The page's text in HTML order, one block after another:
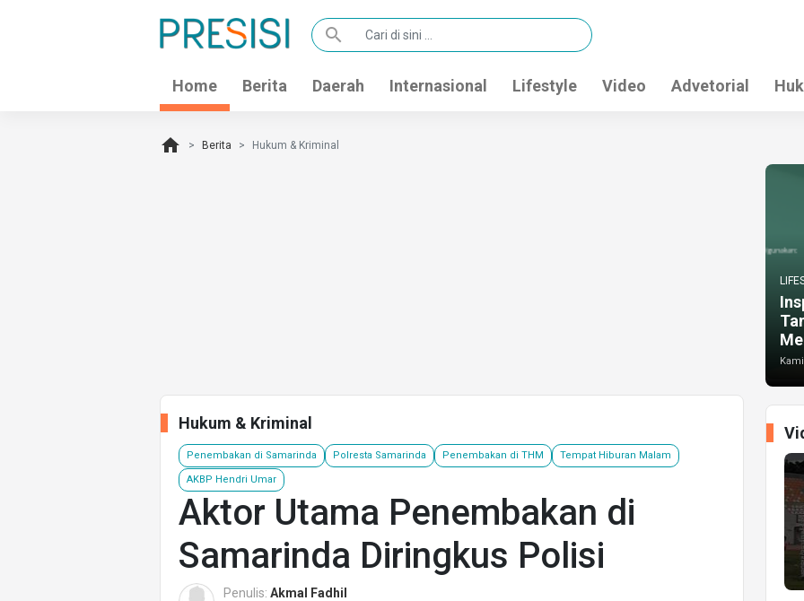
search
Home Berita Daerah Internasional Lifestyle Video Advetorial
home Berita Hukum & Kriminal
Hukum & Kriminal
Penembakan di Samarinda Polresta Samarinda Penembakan di THM Tempat Hiburan Malam
AKBP Hendri Umar
Aktor Utama Penembakan di
Samarinda Diringkus Polisi
Penulis: Akmal Fadhil